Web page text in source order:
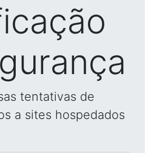
tentativas de
a sites hospedados